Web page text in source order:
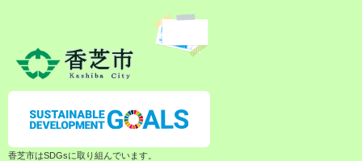
香芝市はSDGsに取り組んでいます。